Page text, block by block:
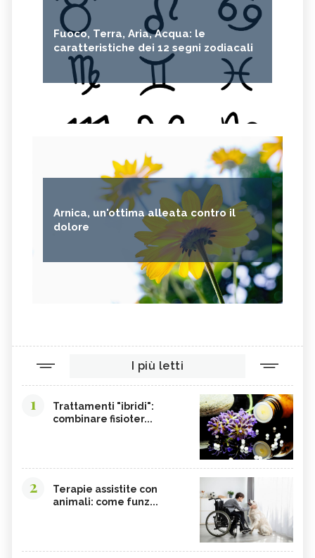
Fuoco, Terra, Aria, Acqua: le
caratteristiche dei 12 segni zodiacali
Arnica, un'ottima alleata contro il
dolore
I più letti
1
Trattamenti "ibridi":
combinare fisioter...
2
Terapie assistite con
animali: come funz...